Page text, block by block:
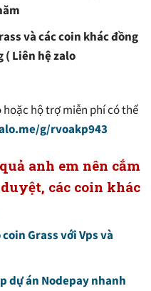
và các coin khác đồng
( Liên hệ zalo
hộ trợ miễn phí có thể
g/rvoakp943
anh em nên cắm
các coin khác
Grass với Vps và
dự án Nodepay nhanh